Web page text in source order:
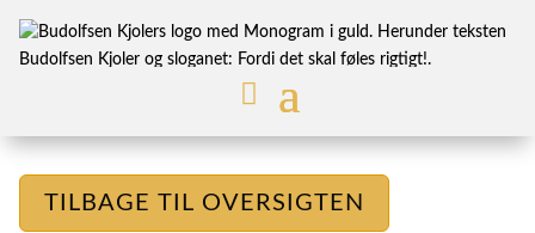
TILBAGE TIL OVERSIGTEN